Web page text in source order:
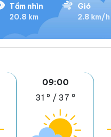
Tầm nhìn
20.8 km
Gió
2.8 km/h
09:00
31 ° / 37 °